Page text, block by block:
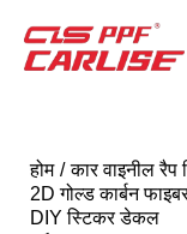
होम कार वाइनील रैप
2D गोल्ड कार्बन
DIY स्टिकर डेकल